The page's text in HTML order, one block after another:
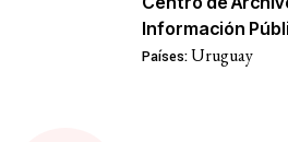
Información
Países:Uruguay